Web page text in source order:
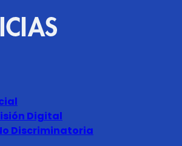
Digital
Discriminatoria